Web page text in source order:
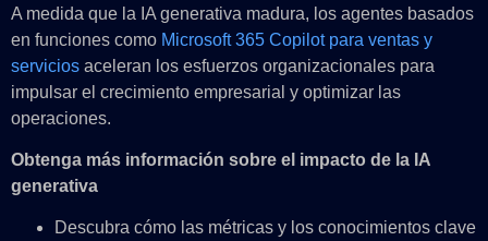
A medida que la IA generativa madura, los agentes basados
en funciones como Microsoft 365 Copilot para ventas y
servicios aceleran los esfuerzos organizacionales para
impulsar el crecimiento empresarial y optimizar las
operaciones.
Obtenga más información sobre el impacto de la IA
generativa
Descubra cómo las métricas y los conocimientos clave